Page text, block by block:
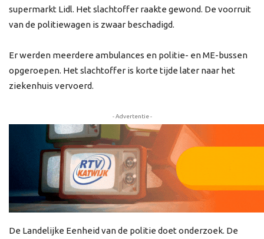
supermarkt Lidl. Het slachtoffer raakte gewond. De voorruit
van de politiewagen is zwaar beschadigd.
Er werden meerdere ambulances en politie- en ME-bussen
opgeroepen. Het slachtoffer is korte tijde later naar het
ziekenhuis vervoerd.
- Advertentie -
De Landelijke Eenheid van de politie doet onderzoek. De